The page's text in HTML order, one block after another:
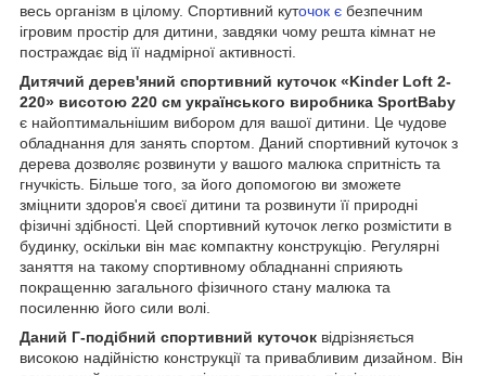
весь організм в цілому. Спортивний куточок є безпечним
ігровим простір для дитини, завдяки чому решта кімнат не
постраждає від її надмірної активності.
Дитячий дерев'яний спортивний куточок «Kinder Loft 2-
220» висотою 220 см українського виробника SportBaby
є найоптимальнішим вибором для вашої дитини. Це чудове
обладнання для занять спортом. Даний спортивний куточок з
дерева дозволяє розвинути у вашого малюка спритність та
гнучкість. Більше того, за його допомогою ви зможете
зміцнити здоров'я своєї дитини та розвинути її природні
фізичні здібності. Цей спортивний куточок легко розмістити в
будинку, оскільки він має компактну конструкцію. Регулярні
заняття на такому спортивному обладнанні сприяють
покращенню загального фізичного стану малюка та
посиленню його сили волі.
Даний Г-подібний спортивний куточок відрізняється
високою надійністю конструкції та привабливим дизайном. Він